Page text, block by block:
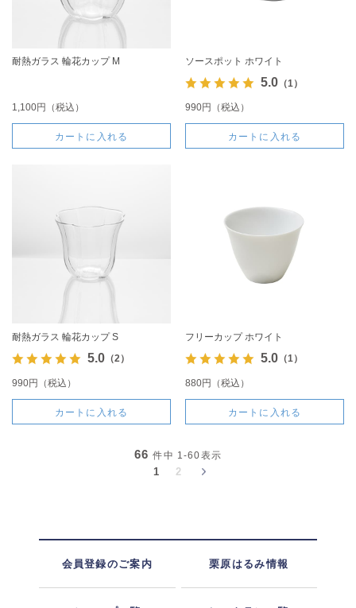
耐熱ガラス 輪花カップ M
1,100円（税込）
カートに入れる
ソースポット ホワイト
5.0（1）
990円（税込）
カートに入れる
耐熱ガラス 輪花カップ S
5.0（2）
990円（税込）
カートに入れる
フリーカップ ホワイト
5.0（1）
880円（税込）
カートに入れる
66 件中 1-60表示
1 2
会員登録のご案内 栗原はるみ情報